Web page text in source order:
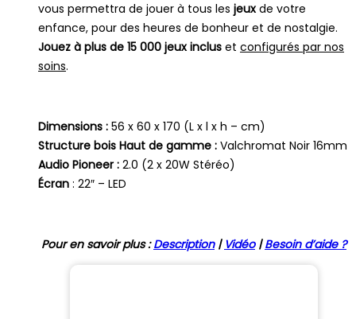
vous permettra de jouer à tous les jeux de votre
enfance, pour des heures de bonheur et de nostalgie.
Jouez à plus de 15 000 jeux inclus et configurés par nos
soins.
Dimensions : 56 x 60 x 170 (L x l x h – cm)
Structure bois Haut de gamme : Valchromat Noir 16mm
Audio Pioneer : 2.0 (2 x 20W Stéréo)
Écran : 22″ – LED
Pour en savoir plus :Description| Vidéo|Besoin d’aide ?